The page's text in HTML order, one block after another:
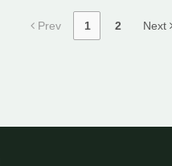
Prev 1 2 Next